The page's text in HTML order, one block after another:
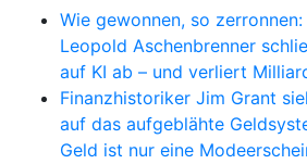
Wie gewonnen, so
Leopold Aschenbrenner
auf KI ab – und verliert
Finanzhistoriker Jim Grant
auf das aufgeblähte
Geld ist nur eine